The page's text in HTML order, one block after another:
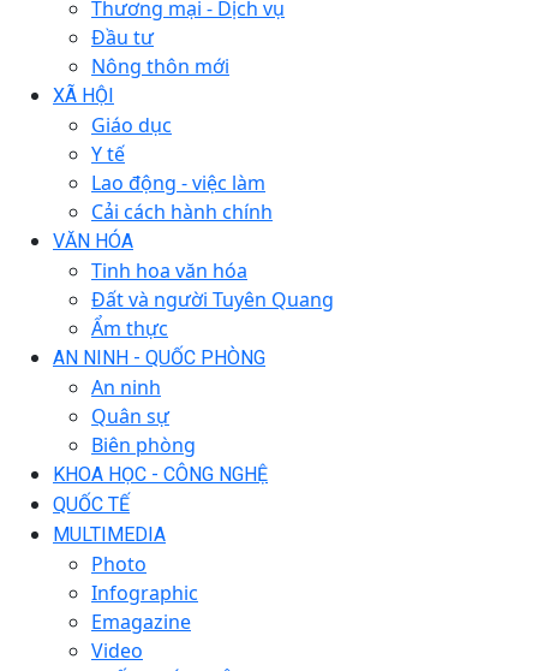
Thương mại - Dịch vụ
Đầu tư
Nông thôn mới
XÃ HỘI
Giáo dục
Y tế
Lao động - việc làm
Cải cách hành chính
VĂN HÓA
Tinh hoa văn hóa
Đất và người Tuyên Quang
Ẩm thực
AN NINH - QUỐC PHÒNG
An ninh
Quân sự
Biên phòng
KHOA HỌC - CÔNG NGHỆ
QUỐC TẾ
MULTIMEDIA
Photo
Infographic
Emagazine
Video